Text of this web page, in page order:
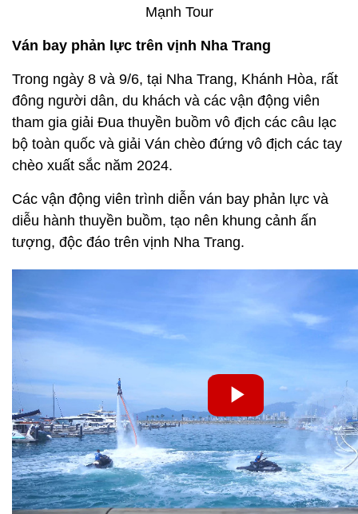
Mạnh Tour
Ván bay phản lực trên vịnh Nha Trang
Trong ngày 8 và 9/6, tại Nha Trang, Khánh Hòa, rất
đông người dân, du khách và các vận động viên
tham gia giải Đua thuyền buồm vô địch các câu lạc
bộ toàn quốc và giải Ván chèo đứng vô địch các tay
chèo xuất sắc năm 2024.
Các vận động viên trình diễn ván bay phản lực và
diễu hành thuyền buồm, tạo nên khung cảnh ấn
tượng, độc đáo trên vịnh Nha Trang.